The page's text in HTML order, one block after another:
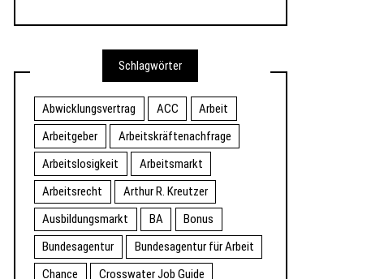
Schlagwörter
Abwicklungsvertrag ACC
Arbeit
Arbeitgeber
Arbeitskräftenachfrage
Arbeitslosigkeit
Arbeitsmarkt
Arbeitsrecht
Arthur R. Kreutzer
Ausbildungsmarkt
BA
Bonus
Bundesagentur
Bundesagentur für Arbeit
Chance
Crosswater Job Guide